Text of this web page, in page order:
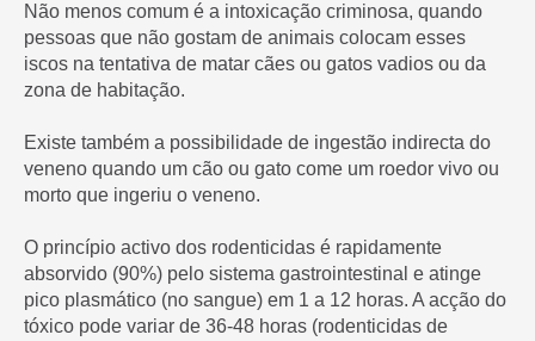
Não menos comum é a intoxicação criminosa, quando
pessoas que não gostam de animais colocam esses
iscos na tentativa de matar cães ou gatos vadios ou da
zona de habitação.
Existe também a possibilidade de ingestão indirecta do
veneno quando um cão ou gato come um roedor vivo ou
morto que ingeriu o veneno.
O princípio activo dos rodenticidas é rapidamente
absorvido (90%) pelo sistema gastrointestinal e atinge
pico plasmático (no sangue) em 1 a 12 horas. A acção do
tóxico pode variar de 36-48 horas (rodenticidas de